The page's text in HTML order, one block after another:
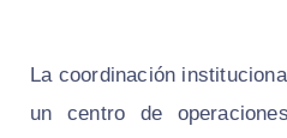
La coordinación
un centro de